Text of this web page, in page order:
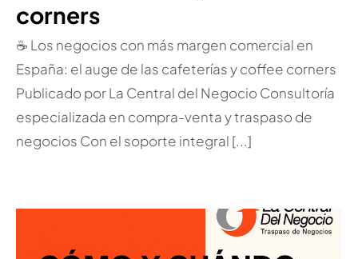
corners
☕ Los negocios con más margen comercial en
España: el auge de las cafeterías y coffee corners
Publicado por La Central del Negocio Consultoría
especializada en compra-venta y traspaso de
negocios Con el soporte integral [...]